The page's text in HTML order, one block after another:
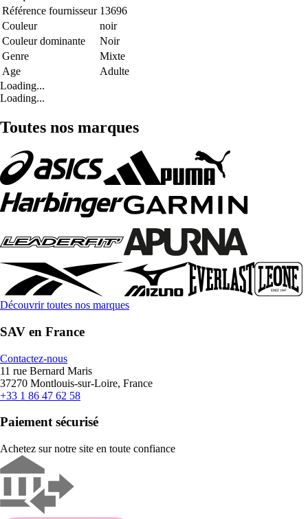
Référence fournisseur 13696
Couleur
noir
Couleur dominante
Noir
Genre
Mixte
Age
Adulte
Loading...
Loading...
Toutes nos marques
Découvrir toutes nos marques
SAV en France
Contactez-nous
11 rue Bernard Maris
37270 Montlouis-sur-Loire, France
+33 1 86 47 62 58
Paiement sécurisé
Achetez sur notre site en toute confiance